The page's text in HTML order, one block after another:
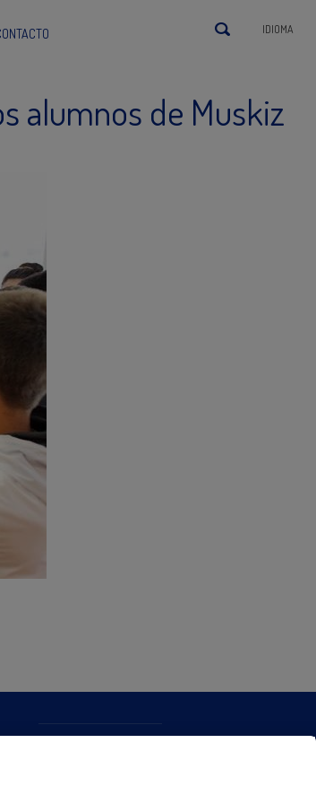
IDIOMA
alumnos de Muskiz